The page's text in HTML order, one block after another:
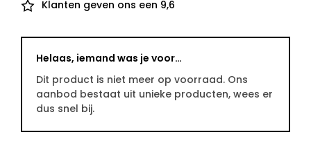
Klanten geven ons een 9,6
Helaas, iemand was je voor…
Dit product is niet meer op voorraad. Ons
aanbod bestaat uit unieke producten, wees er
dus snel bij.